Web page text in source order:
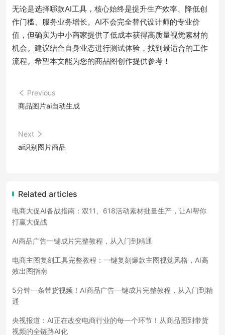
无论是选择哪款AI工具，核心始终是提升生产效率、降低创
作门槛、服务业务增长。AI不会完全替代设计师的专业价
值，但确实为中小商家提供了低成本获得高质量视觉素材的
机会。建议结合自身业态进行测试体验，找到最适合的工作
流程。希望本文能为您的商品图创作提供参考！
Previous
商品图片ai自动生成
Next
ai识别图片商品
Related articles
电商大促AI备战指南：双11、618活动素材批量生产，让AI帮你
打赢大促战
AI商品广告一键成片完整教程，从入门到精通
电商主图复刻工具完整教程：一键复刻爆款主图视觉风格，AI高
效出图指南
5分钟一条带货视频！AI商品广告一键成片完整教程，从入门到精
通
央视报道：AI正在改变电商行业的每一个环节！从商品图到带货
视频的全链路AI化